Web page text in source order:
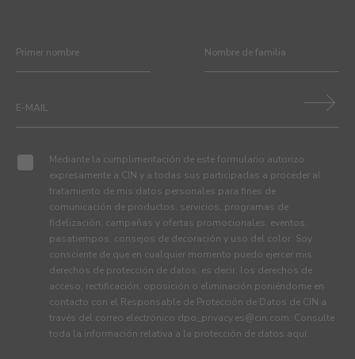
Mediante la cumplimentación de este formulario autorizo
expresamente a CIN y a todas sus participadas a proceder al
tratamiento de mis datos personales para fines de
comunicación de productos, servicios, programas de
fidelización, campañas y ofertas promocionales, eventos,
pasatiempos, consejos de decoración y uso del color. Soy
consciente de que en cualquier momento puedo ejercer mis
derechos de protección de datos, es decir, los derechos de
acceso, rectificación, oposición o eliminación poniéndome en
contacto con el Responsable de Protección de Datos de CIN a
través del correo electrónico dpo_privacy.es@cin.com. Consulte
toda la información relativa a la protección de datos aquí.